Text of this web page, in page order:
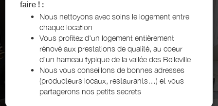
faire ! :
Nous nettoyons avec soins le logement entre
chaque location
Vous profitez d'un logement entièrement
rénové aux prestations de qualité, au coeur
d'un hameau typique de la vallée des Belleville
Nous vous conseillons de bonnes adresses
(producteurs locaux, restaurants…) et vous
partagerons nos petits secrets